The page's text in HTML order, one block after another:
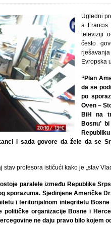
Ugledni
a Francis
televiziji
često
Evropska
“Plan
da se
po
Oven –
BiH na
Bosnu’
i sada govore da žele da se
profesora ističući kako je „stav
paralele između Republike
sporazuma. Sjedinjene Američke
i teritorijalnom integritetu
političke organizacije Bosne i
ne daju pravo bilo kojem